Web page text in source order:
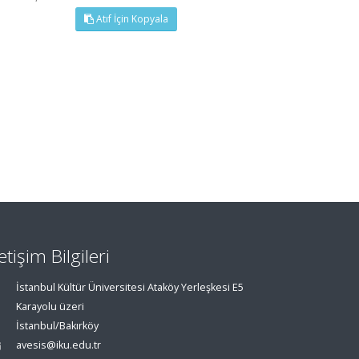
Atıf İçin Kopyala
Bilgileri
İstanbul Kültür Üniversitesi Ataköy Yerleşkesi E5
Karayolu üzeri
İstanbul/Bakırköy
avesis@iku.edu.tr